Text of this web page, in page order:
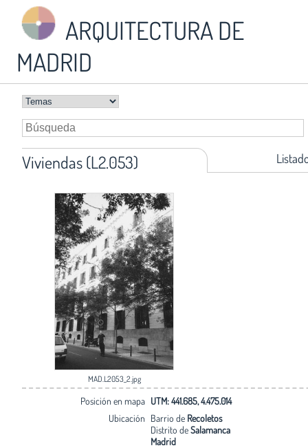
ARQUITECTURA DE
MADRID
Viviendas (L2.053)
MAD.L2053_2.jpg
Posición en mapa UTM: 441.685, 4.475.014
Ubicación Barrio de Recoletos
Distrito deSalamanca
Madrid